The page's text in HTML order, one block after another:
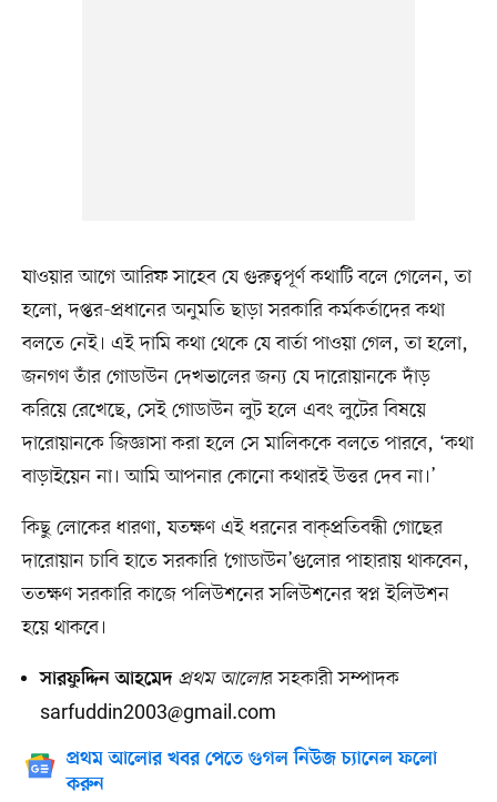
যাওয়ার আগে আরিফ সাহেব যে গুরুত্বপূর্ণ কথাটি বলে গেলেন, তা
হলো, দপ্তর-প্রধানের অনুমতি ছাড়া সরকারি কর্মকর্তাদের কথা
বলতে নেই। এই দামি কথা থেকে যে বার্তা পাওয়া গেল, তা হলো,
জনগণ তাঁর গোডাউন দেখভালের জন্য যে দারোয়ানকে দাঁড়
করিয়ে রেখেছে, সেই গোডাউন লুট হলে এবং লুটের বিষয়ে
দারোয়ানকে জিজ্ঞাসা করা হলে সে মালিককে বলতে পারবে, ‘কথা
বাড়াইয়েন না। আমি আপনার কোনো কথারই উত্তর দেব না।’
কিছু লোকের ধারণা, যতক্ষণ এই ধরনের বাক্‌প্রতিবন্ধী গোছের
দারোয়ান চাবি হাতে সরকারি ‘গোডাউন’গুলোর পাহারায় থাকবেন,
ততক্ষণ সরকারি কাজে পলিউশনের সলিউশনের স্বপ্ন ইলিউশন
হয়ে থাকবে।
সারফুদ্দিন আহমেদ প্রথম আলোর সহকারী সম্পাদক
sarfuddin2003@gmail.com
প্রথম আলোর খবর পেতে গুগল নিউজ চ্যানেল ফলো
করুন